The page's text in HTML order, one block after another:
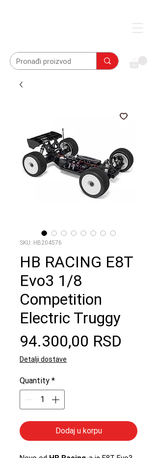
SKU: HB204576
HB RACING E8T
Evo3 1/8
Competition
Electric Truggy
94.300,00 RSD
Detalji dostave
Quantity *
Dodaj u korpu